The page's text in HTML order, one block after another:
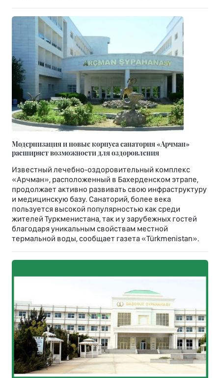
Модернизация и новые корпуса санатория «Арчман»
расширяет возможности для оздоровления
Известный лечебно-оздоровительный комплекс
«Арчман», расположенный в Бахерденском этрапе,
продолжает активно развивать свою инфраструктуру
и медицинскую базу. Санаторий, более века
пользуется высокой популярностью как среди
жителей Туркменистана, так и у зарубежных гостей
благодаря уникальным свойствам местной
термальной воды, сообщает газета «Türkmenistan».